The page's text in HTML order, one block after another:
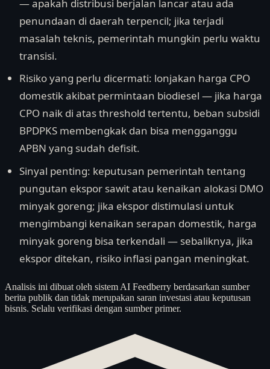
— apakah distribusi berjalan lancar atau ada
penundaan di daerah terpencil; jika terjadi
masalah teknis, pemerintah mungkin perlu waktu
transisi.
Risiko yang perlu dicermati: lonjakan harga CPO
domestik akibat permintaan biodiesel — jika harga
CPO naik di atas threshold tertentu, beban subsidi
BPDPKS membengkak dan bisa mengganggu
APBN yang sudah defisit.
Sinyal penting: keputusan pemerintah tentang
pungutan ekspor sawit atau kenaikan alokasi DMO
minyak goreng; jika ekspor distimulasi untuk
mengimbangi kenaikan serapan domestik, harga
minyak goreng bisa terkendali — sebaliknya, jika
ekspor ditekan, risiko inflasi pangan meningkat.
Analisis ini dibuat oleh sistem AI Feedberry berdasarkan sumber
berita publik dan tidak merupakan saran investasi atau keputusan
bisnis. Selalu verifikasi dengan sumber primer.